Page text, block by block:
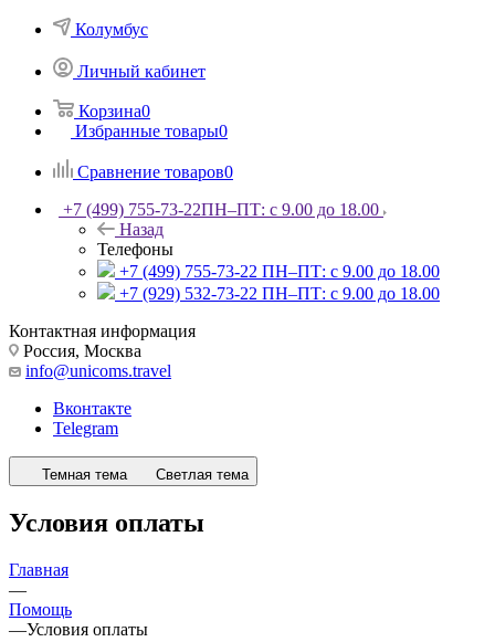
Колумбус
Личный кабинет
Корзина0
Избранные товары0
Сравнение товаров0
+7 (499) 755-73-22ПН–ПТ: с 9.00 до 18.00
Назад
Телефоны
+7 (499) 755-73-22 ПН–ПТ: с 9.00 до 18.00
+7 (929) 532-73-22 ПН–ПТ: с 9.00 до 18.00
Контактная информация
Россия, Москва
info@unicoms.travel
Вконтакте
Telegram
Темная тема Светлая тема
Условия оплаты
Главная
—
Помощь
—Условия оплаты